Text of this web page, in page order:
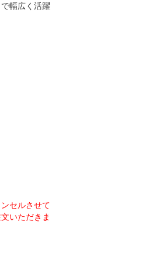
幅広く活躍
セルさせて
いただきま